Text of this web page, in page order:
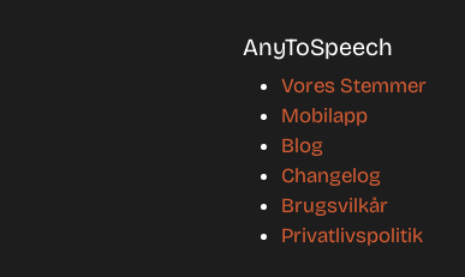
AnyToSpeech
Vores Stemmer
Mobilapp
Blog
Changelog
Brugsvilkår
Privatlivspolitik